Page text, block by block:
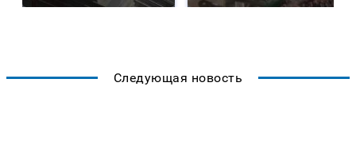
Следующая новость